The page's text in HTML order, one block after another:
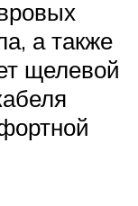
а также
щелевой